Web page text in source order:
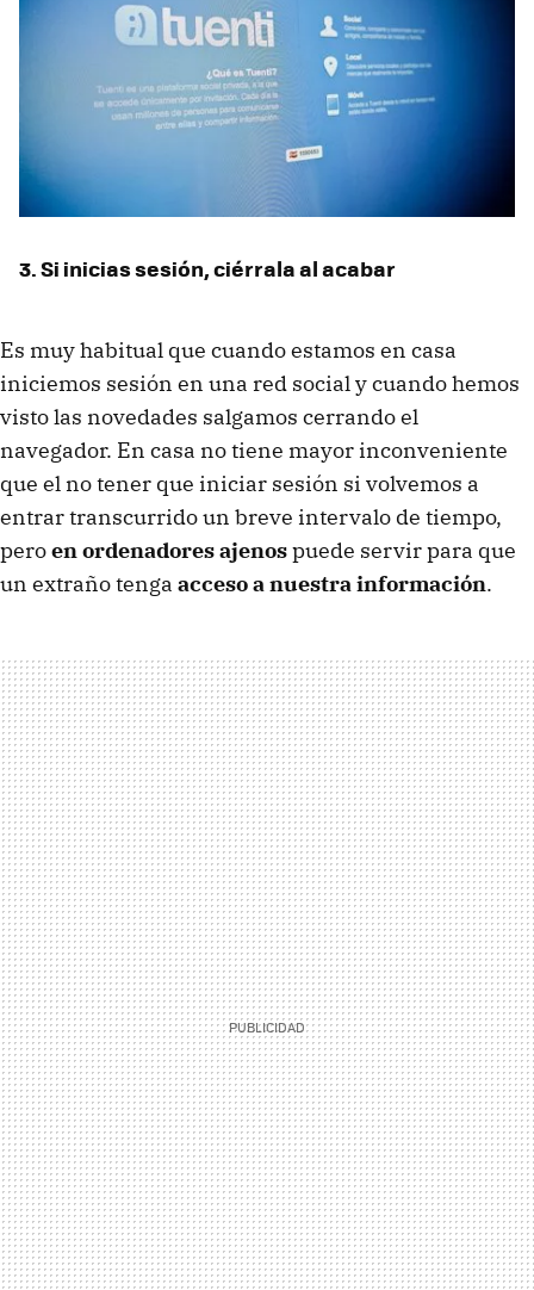
3. Si inicias sesión, ciérrala al acabar
Es muy habitual que cuando estamos en casa
iniciemos sesión en una red social y cuando hemos
visto las novedades salgamos cerrando el
navegador. En casa no tiene mayor inconveniente
que el no tener que iniciar sesión si volvemos a
entrar transcurrido un breve intervalo de tiempo,
peroen ordenadores ajenospuede servir para que
un extraño tenga acceso a nuestra información.